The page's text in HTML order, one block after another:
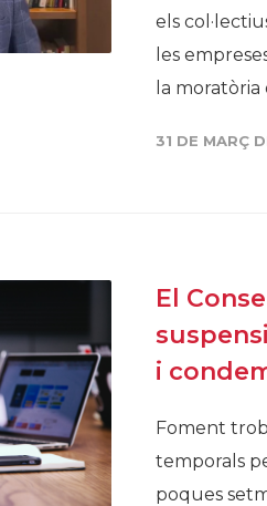
els
les
la moratòria
31 DE MARÇ
El
i
Foment
temporals
poques